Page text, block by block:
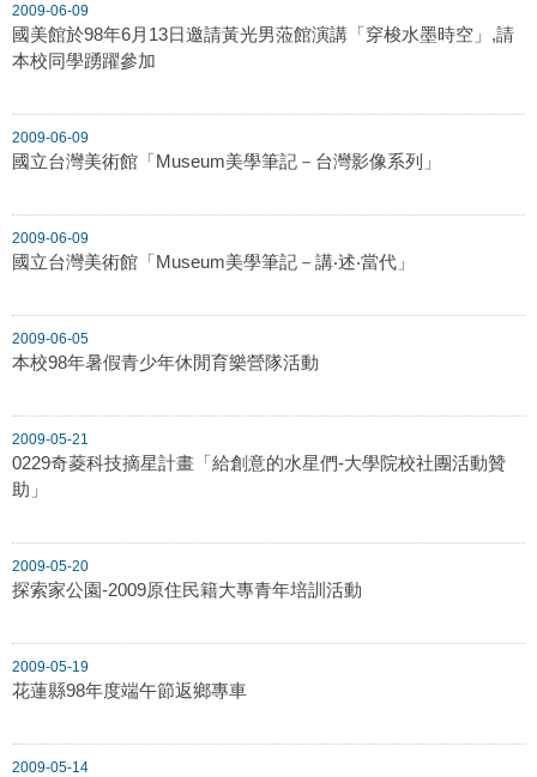
2009-06-09
國美館於98年6月13日邀請黃光男蒞館演講「穿梭水墨時空」,請
本校同學踴躍參加
2009-06-09
國立台灣美術館「Museum美學筆記－台灣影像系列」
2009-06-09
國立台灣美術館「Museum美學筆記－講‧述‧當代」
2009-06-05
本校98年暑假青少年休閒育樂營隊活動
2009-05-21
0229奇菱科技摘星計畫「給創意的水星們-大學院校社團活動贊
助」
2009-05-20
探索家公園-2009原住民籍大專青年培訓活動
2009-05-19
花蓮縣98年度端午節返鄉專車
2009-05-14